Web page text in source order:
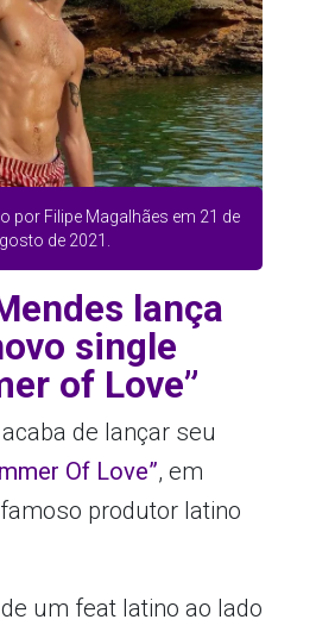
por Filipe Magalhães em 21 de
de 2021.
lança
single
of Love”
acaba de lançar seu
Of Love”, em
produtor latino
um feat latino ao lado